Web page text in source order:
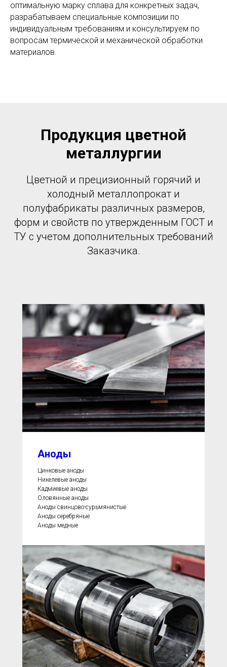
оптимальную марку сплава для конкретных задач,
разрабатываем специальные композиции по
индивидуальным требованиям и консультируем по
вопросам термической и механической обработки
материалов.
Продукция цветной
металлургии
Цветной и прецизионный горячий и
холодный металлопрокат и
полуфабрикаты различных размеров,
форм и свойств по утвержденным ГОСТ и
ТУ с учетом дополнительных требований
Заказчика.
Аноды
Цинковые аноды
Никелевые аноды
Кадмиевые аноды
Оловянные аноды
Аноды свинцово-сурьмянистые
Аноды серебряные
Аноды медные